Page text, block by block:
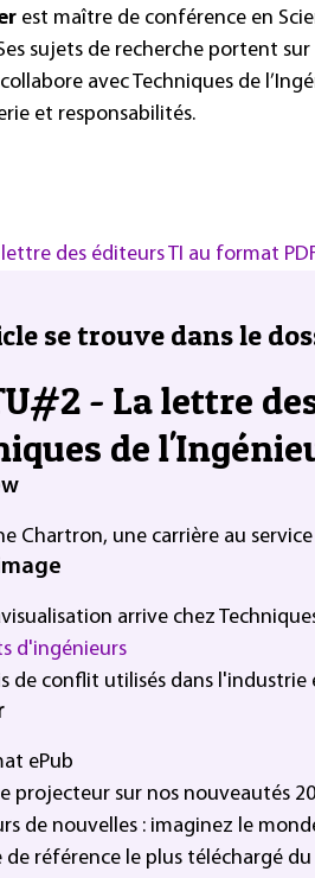
est maître de conférence en
sujets de recherche portent
collabore avec Techniques de
et responsabilités.
des éditeurs TI au format
se trouve dans le
- La lettre
de
Chartron, une carrière au
arrive chez
d'ingénieurs
de conflit utilisés dans
ePub
projecteur sur nos nouveautés
de nouvelles : imaginez le
de référence le plus téléchargé